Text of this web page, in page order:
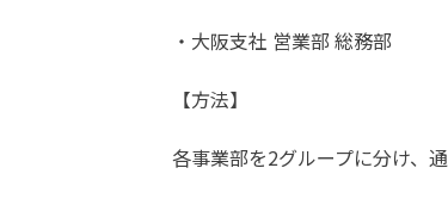
・大阪支社 営業部 総務部
【方法】
各事業部を2グループに分け、